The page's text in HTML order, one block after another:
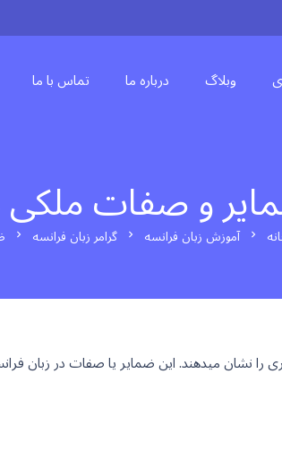
وبلاگ درباره ما تماس با ما
و صفات ملکی chevron_right آموزش زبان فرانسه chevron_right گرامر زبان فرانسه chevron_right
نشان میدهند. این ضمایر یا صفات در زبان